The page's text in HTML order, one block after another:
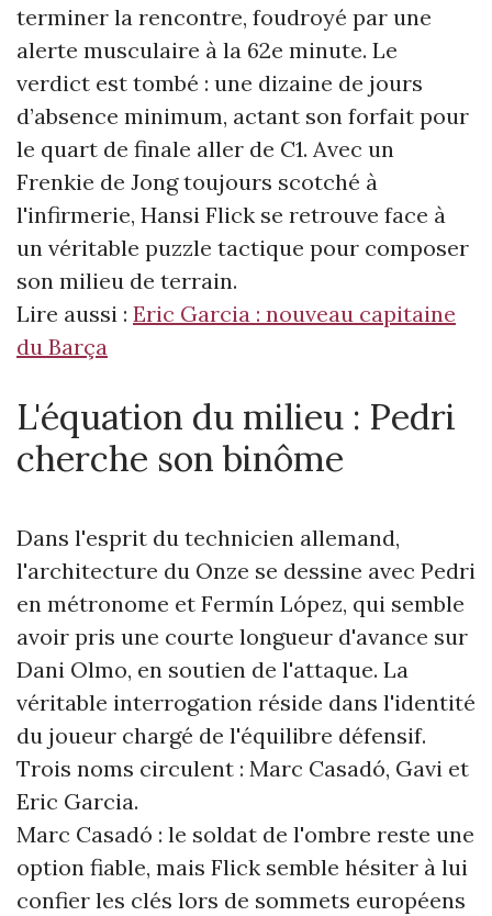
terminer la rencontre, foudroyé par une
alerte musculaire à la 62e minute. Le
verdict est tombé : une dizaine de jours
d’absence minimum, actant son forfait pour
le quart de finale aller de C1. Avec un
Frenkie de Jong toujours scotché à
l'infirmerie, Hansi Flick se retrouve face à
un véritable puzzle tactique pour composer
son milieu de terrain.
Lire aussi : Eric Garcia : nouveau capitaine
du Barça
L'équation du milieu : Pedri
cherche son binôme
Dans l'esprit du technicien allemand,
l'architecture du Onze se dessine avec Pedri
en métronome et Fermín López, qui semble
avoir pris une courte longueur d'avance sur
Dani Olmo, en soutien de l'attaque. La
véritable interrogation réside dans l'identité
du joueur chargé de l'équilibre défensif.
Trois noms circulent : Marc Casadó, Gavi et
Eric Garcia.
Marc Casadó : le soldat de l'ombre reste une
option fiable, mais Flick semble hésiter à lui
confier les clés lors de sommets européens